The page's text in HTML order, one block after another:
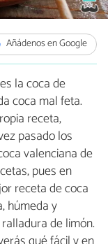
Añádenos en Google
la coca de
coca mal feta.
receta,
pasado los
valenciana de
pues en
receta de coca
húmeda y
de limón.